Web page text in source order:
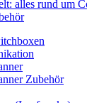
alles rund um
Zubehör